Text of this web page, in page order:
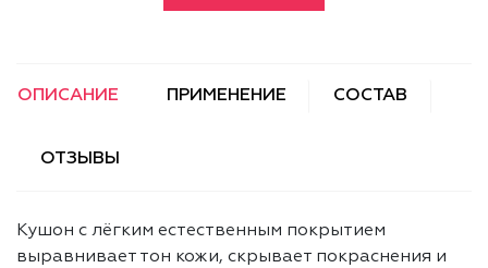
ОПИСАНИЕ ПРИМЕНЕНИЕ СОСТАВ
ОТЗЫВЫ
Кушон с лёгким естественным покрытием
выравнивает тон кожи, скрывает покраснения и